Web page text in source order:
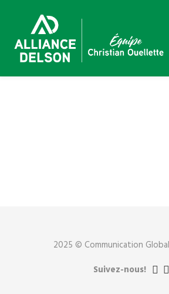
2025 © Communication
Suivez-nous!